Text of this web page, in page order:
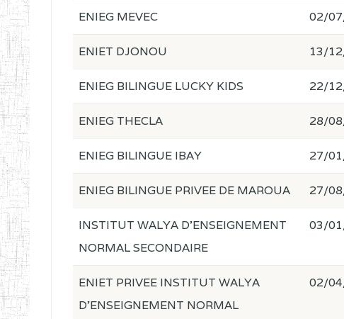
ENIEG MEVEC 02/
ENIET DJONOU 13/
ENIEG BILINGUE LUCKY KIDS 22/
ENIEG THECLA 28/
ENIEG BILINGUE IBAY 27/
ENIEG BILINGUE PRIVEE DE MAROUA 27/
INSTITUT WALYA D'ENSEIGNEMENT
NORMAL SECONDAIRE
03/
ENIET PRIVEE INSTITUT WALYA
D'ENSEIGNEMENT NORMAL
02/